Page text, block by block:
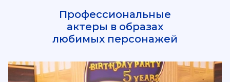
Профессиональные
актеры в образах
любимых персонажей